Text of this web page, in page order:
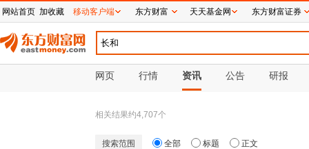
网页 行情 资讯 公告 研报
相关结果约4,707个
搜索范围 全部 标题 正文
网站首页 加收藏 移动客户端 东方财富 天天基金网 东方财富证券